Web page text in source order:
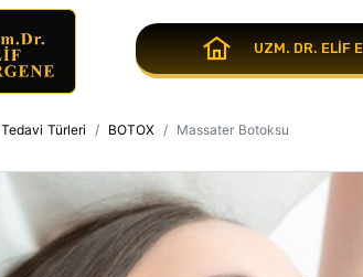
UZM. DR. ELIF
Tedavi Türleri BOTOX Massater Botoksu